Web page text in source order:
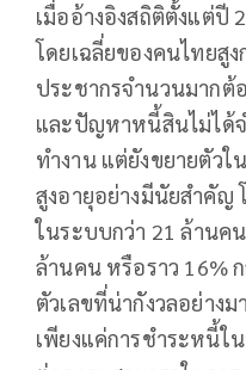
เมื่ออ้างอิงสถิติตั้งแต่ปี
โดยเฉลี่ยของคนไทยสู
ประชากรจำนวนมากต้
และปัญหาหนี้สินไม่ได้
ทำงาน แต่ยังขยายตัว
สูงอายุอย่างมีนัยสำคัญ
ในระบบกว่า 21 ล้านค
ล้านคน หรือราว 16%
ตัวเลขที่น่ากังวลอย่าง
เพียงแค่การชำระหนี้ใ